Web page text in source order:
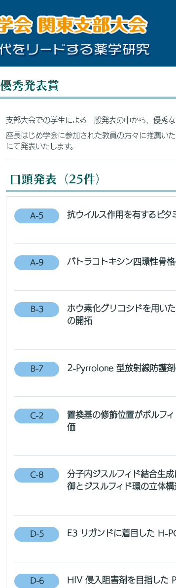
優秀発表賞
支部大会での学生による一般発表の中から、優秀な
座長はじめ学会に参加された教員の方々に推薦い
にて発表いたします。
口頭発表（25件）
A-5 抗ウイルス作用を有するビ
A-9 バトラコトキシン四環性骨
B-3
ホウ素化グリコシドを用い
の開拓
B-7 2-Pyrrolone 型放射線防護
C-2
置換基の修飾位置がポルフ
価
C-8
分子内ジスルフィド結合生
御とジスルフィド環の立体
D-5 E3 リガンドに着目した H-
D-6 HIV 侵入阻害剤を目指した